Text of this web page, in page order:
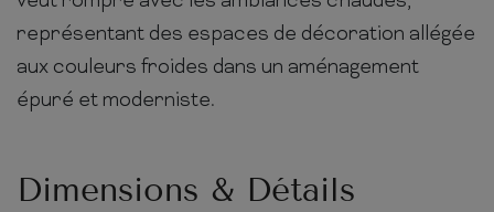
représentant des espaces de décoration allégée
aux couleurs froides dans un aménagement
épuré et moderniste.
Dimensions & Détails